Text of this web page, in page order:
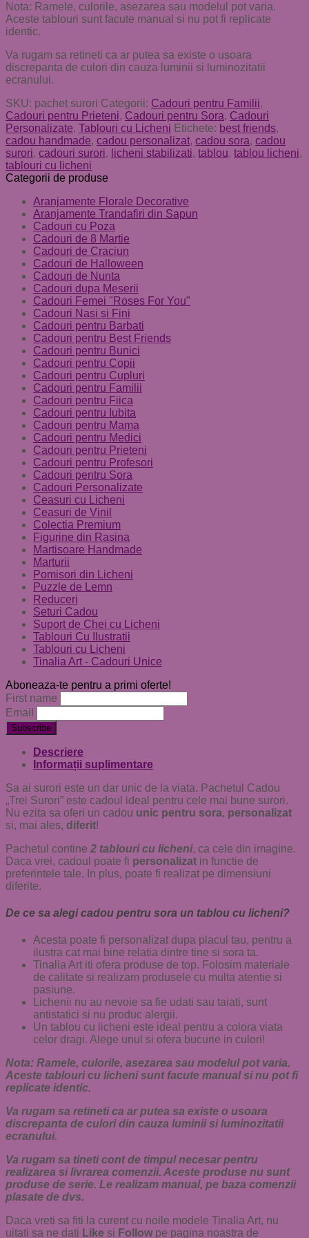
Nota: Ramele, culorile, asezarea sau modelul pot varia.
Aceste tablouri sunt facute manual si nu pot fi replicate
identic.
Va rugam sa retineti ca ar putea sa existe o usoara
discrepanta de culori din cauza luminii si luminozitatii
ecranului.
SKU: pachet surori Categorii: Cadouri pentru Familii,
Cadouri pentru Prieteni, Cadouri pentru Sora, Cadouri
Personalizate, Tablouri cu Licheni Etichete: best friends,
cadou handmade, cadou personalizat, cadou sora, cadou
surori, cadouri surori, licheni stabilizati, tablou, tablou licheni,
tablouri cu licheni
Categorii de produse
Aranjamente Florale Decorative
Aranjamente Trandafiri din Sapun
Cadouri cu Poza
Cadouri de 8 Martie
Cadouri de Craciun
Cadouri de Halloween
Cadouri de Nunta
Cadouri dupa Meserii
Cadouri Femei "Roses For You"
Cadouri Nasi si Fini
Cadouri pentru Barbati
Cadouri pentru Best Friends
Cadouri pentru Bunici
Cadouri pentru Copii
Cadouri pentru Cupluri
Cadouri pentru Familii
Cadouri pentru Fiica
Cadouri pentru Iubita
Cadouri pentru Mama
Cadouri pentru Medici
Cadouri pentru Prieteni
Cadouri pentru Profesori
Cadouri pentru Sora
Cadouri Personalizate
Ceasuri cu Licheni
Ceasuri de Vinil
Colectia Premium
Figurine din Rasina
Martisoare Handmade
Marturii
Pomisori din Licheni
Puzzle de Lemn
Reduceri
Seturi Cadou
Suport de Chei cu Licheni
Tablouri Cu Ilustratii
Tablouri cu Licheni
Tinalia Art - Cadouri Unice
Aboneaza-te pentru a primi oferte!
First name
Email
Descriere
Informații suplimentare
Sa ai surori este un dar unic de la viata. Pachetul Cadou
„Trei Surori” este cadoul ideal pentru cele mai bune surori.
Nu ezita sa oferi un cadou unic pentru sora, personalizat
si, mai ales, diferit!
Pachetul contine 2 tablouri cu licheni, ca cele din imagine.
Daca vrei, cadoul poate fi personalizat in functie de
preferintele tale. In plus, poate fi realizat pe dimensiuni
diferite.
De ce sa alegi cadou pentru sora un tablou cu licheni?
Acesta poate fi personalizat dupa placul tau, pentru a
ilustra cat mai bine relatia dintre tine si sora ta.
Tinalia Art iti ofera produse de top. Folosim materiale
de calitate si realizam produsele cu multa atentie si
pasiune.
Lichenii nu au nevoie sa fie udati sau taiati, sunt
antistatici si nu produc alergii.
Un tablou cu licheni este ideal pentru a colora viata
celor dragi. Alege unul si ofera bucurie in culori!
Nota: Ramele, culorile, asezarea sau modelul pot varia.
Aceste tablouri cu licheni sunt facute manual si nu pot fi
replicate identic.
Va rugam sa retineti ca ar putea sa existe o usoara
discrepanta de culori din cauza luminii si luminozitatii
ecranului.
Va rugam sa tineti cont de timpul necesar pentru
realizarea si livrarea comenzii. Aceste produse nu sunt
produse de serie. Le realizam manual, pe baza comenzii
plasate de dvs.
Daca vreti sa fiti la curent cu noile modele Tinalia Art, nu
uitati sa ne dati Like si Followpe pagina noastra de